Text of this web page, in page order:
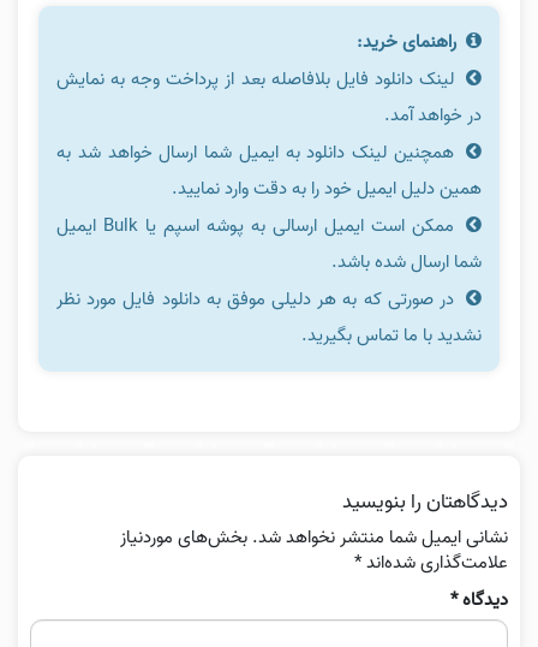
راهنمای خرید:
لینک دانلود فایل بلافاصله بعد از پرداخت وجه به نمایش
در خواهد آمد.
همچنین لینک دانلود به ایمیل شما ارسال خواهد شد به
همین دلیل ایمیل خود را به دقت وارد نمایید.
ممکن است ایمیل ارسالی به پوشه اسپم یا Bulk ایمیل
شما ارسال شده باشد.
در صورتی که به هر دلیلی موفق به دانلود فایل مورد نظر
نشدید با ما تماس بگیرید.
دیدگاهتان را بنویسید
نشانی ایمیل شما منتشر نخواهد شد. بخش‌های موردنیاز
علامت‌گذاری شده‌اند*
دیدگاه*